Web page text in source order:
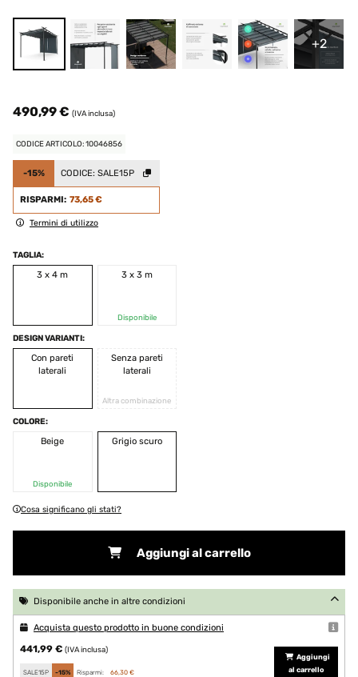
+2
490,99 € (IVA inclusa)
CODICE ARTICOLO: 10046856
-15% CODICE: SALE15P
RISPARMI: 73,65 €
Termini di utilizzo
TAGLIA:
3 x 4 m
3 x 3 m
Disponibile
DESIGN VARIANTI:
Con pareti
laterali
Senza pareti
laterali
Altra combinazione
COLORE:
Beige
Disponibile
Grigio scuro
Cosa significano gli stati?
Aggiungi al carrello
Disponibile anche in altre condizioni
Acquista questo prodotto in buone condizioni
441,99 € (IVA inclusa)
SALE15P -15% Risparmi: 66,30 €
Aggiungi
al carrello